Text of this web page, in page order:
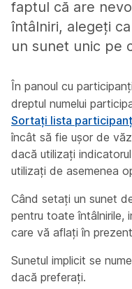
faptul că are
întâlniri, alegeți
un sunet unic pe
În panoul cu
dreptul numelui
Sortați lista
încât să fie ușor de
dacă utilizați
utilizați de asemenea
Când setați un sunet
pentru toate întâlnirile,
care vă aflați în
Sunetul implicit se
dacă preferați.